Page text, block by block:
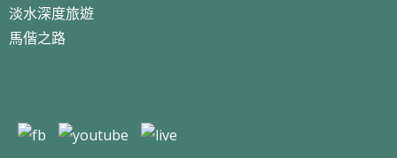
淡水深度旅遊
馬偕之路